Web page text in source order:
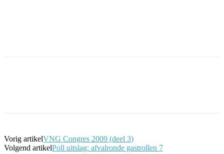
Vorig artikelVNG Congres 2009 (deel 3)
Volgend artikelPoll uitslag: afvalronde gastrollen 7